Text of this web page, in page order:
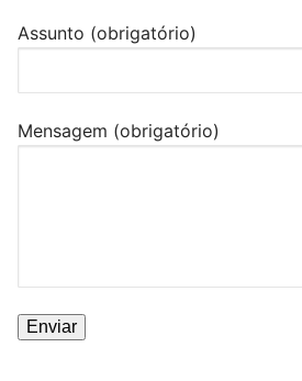
Assunto (obrigatório)
Mensagem (obrigatório)